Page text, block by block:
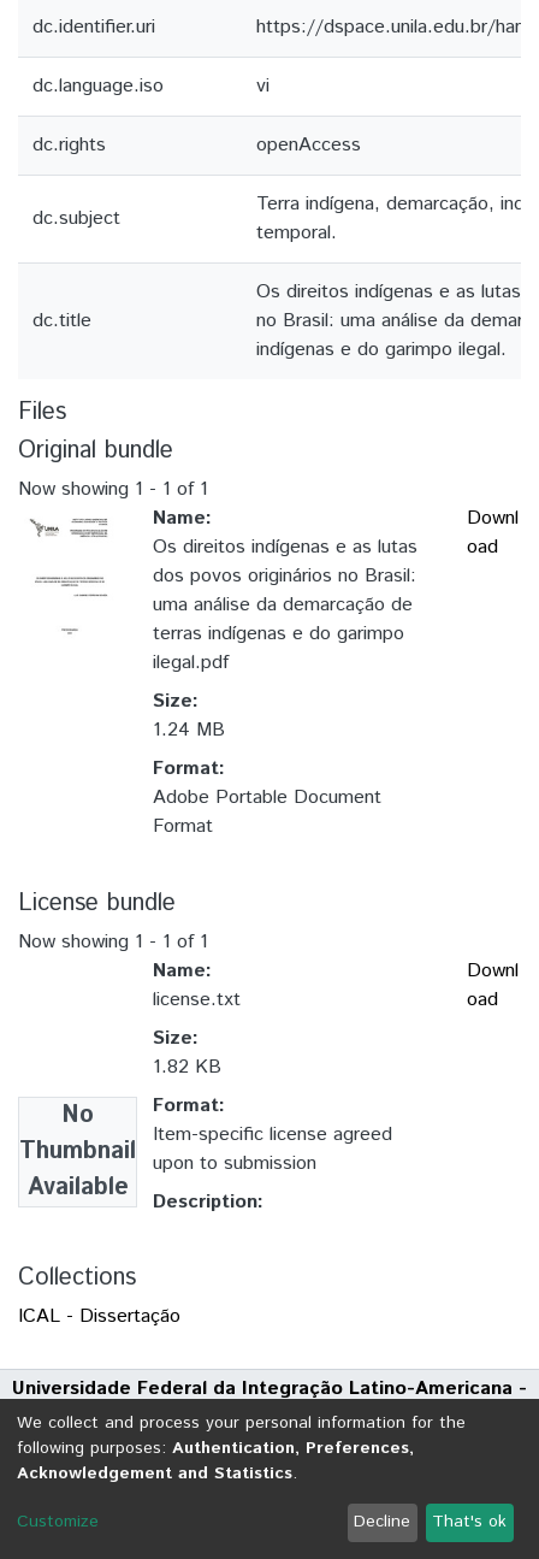
dc.identifier.uri https://dspace.unila.edu.br/
dc.language.iso vi
dc.rights openAccess
dc.subject
Terra indígena, demarcação,
temporal.
dc.title
Os direitos indígenas e as lutas
no Brasil: uma análise da
indígenas e do garimpo ilegal.
Files
Original bundle
Now showing 1 - 1 of 1
Name:
Os direitos indígenas e as lutas
dos povos originários no Brasil:
uma análise da demarcação de
terras indígenas e do garimpo
ilegal.pdf
Size:
1.24 MB
Format:
Adobe Portable Document
Format
Downl
oad
License bundle
Now showing 1 - 1 of 1
No
Thumbnail
Available
Name:
license.txt
Size:
1.82 KB
Format:
Item-specific license agreed
upon to submission
Description:
Downl
oad
Collections
ICAL - Dissertação
Universidade Federal da Integração Latino-Americana -
UNILA
Avenida Tarquínio Joslin dos Santos, 1000 - Polo Universitário
CEP: 85870-650 | Foz do Iguaçu - Paraná
DSpace software
copyright © 2002-2026 LYRASIS
Send Feedback
We collect and process your personal information for the
following purposes: Authentication, Preferences,
Acknowledgement and Statistics.
Customize Decline That's ok